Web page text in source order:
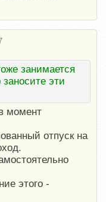
занимается
эти
момент
отпуск на
этого -